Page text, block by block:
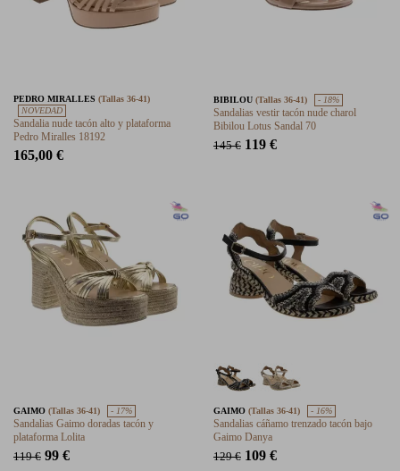
PEDRO MIRALLES (Tallas 36-41)
NOVEDAD
Sandalia nude tacón alto y plataforma
Pedro Miralles 18192
165,00 €
BIBILOU (Tallas 36-41) - 18%
Sandalias vestir tacón nude charol
Bibilou Lotus Sandal 70
145 € 119 €
GAIMO (Tallas 36-41) - 17%
Sandalias Gaimo doradas tacón y
plataforma Lolita
119 € 99 €
GAIMO (Tallas 36-41) - 16%
Sandalias cáñamo trenzado tacón bajo
Gaimo Danya
129 € 109 €